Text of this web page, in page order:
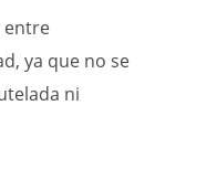
entre
ya que no se
ni